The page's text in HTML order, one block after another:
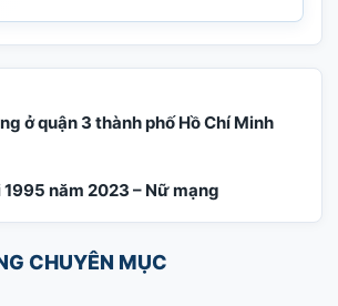
ở quận 3 thành phố Hồ Chí Minh
năm 2023 – Nữ mạng
CHUYÊN MỤC